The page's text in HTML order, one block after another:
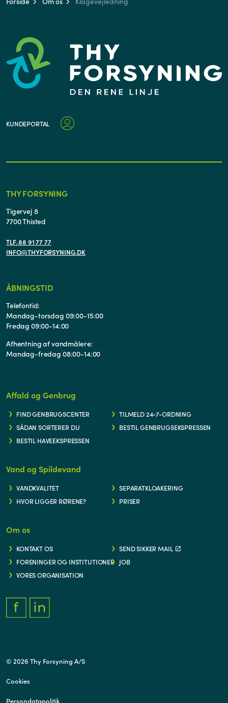
KUNDEPORTAL
THY FORSYNING
Tigervej 8
7700 Thisted
TLF. 88 91 77 77
INFO@THYFORSYNING.DK
ÅBNINGSTID
Telefontid:
Mandag-torsdag 09:00-15:00
Fredag 09:00-14:00
Afhentning af vandmålere:
Mandag-fredag 08:00-14:00
Affald og Genbrug
FIND GENBRUGSCENTER
TILMELD 24-7-ORDNING
SÅDAN SORTERER DU
BESTIL GENBRUGSEKSPRESSEN
BESTIL HAVEEKSPRESSEN
Vand og Spildevand
VANDKVALITET
SEPARATKLOAKERING
HVOR LIGGER RØRENE?
PRISER
Om os
KONTAKT OS
SEND SIKKER MAIL
FORENINGER OG INSTITUTIONER JOB
VORES ORGANISATION
© 2026 Thy Forsyning A/S
Cookies
Persondatapolitik